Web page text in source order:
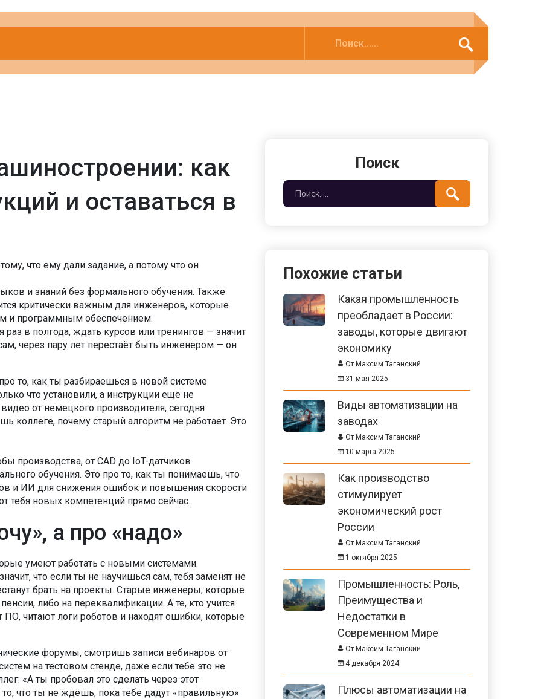
как
и оставаться в
что ему дали задание, а потому что он
и знаний без формального обучения. Также
критически важным для инженеров, которые
и программным обеспечением.
в полгода, ждать курсов или тренингов — значит
через пару лет перестаёт быть инженером — он
то, как ты разбираешься в новой системе
что установили, а инструкции ещё не
от немецкого производителя, сегодня
коллеге, почему старый алгоритм не работает. Это
производства, от CAD до IoT-датчиков
обучения. Это про то, как ты понимаешь, что
и ИИ для снижения ошибок и повышения скорости
тебя новых компетенций прямо сейчас.
а про «надо»
умеют работать с новыми системами.
что если ты не научишься сам, тебя заменят не
брать на проекты. Старые инженеры, которые
либо на переквалификации. А те, кто учится
читают логи роботов и находят ошибки, которые
форумы, смотришь записи вебинаров от
на тестовом стенде, даже если тебе это не
«А ты пробовал это сделать через этот
что ты не ждёшь, пока тебе дадут «правильную»
Поиск
Похожие статьи
Какая промышленность
преобладает в России:
заводы, которые двигают
экономику
От Максим Таганский
31 мая 2025
Виды автоматизации на
заводах
От Максим Таганский
10 марта 2025
Как производство
стимулирует
экономический рост
России
От Максим Таганский
1 октября 2025
Промышленность: Роль,
Преимущества и
Недостатки в
Современном Мире
От Максим Таганский
4 декабря 2024
Плюсы автоматизации на